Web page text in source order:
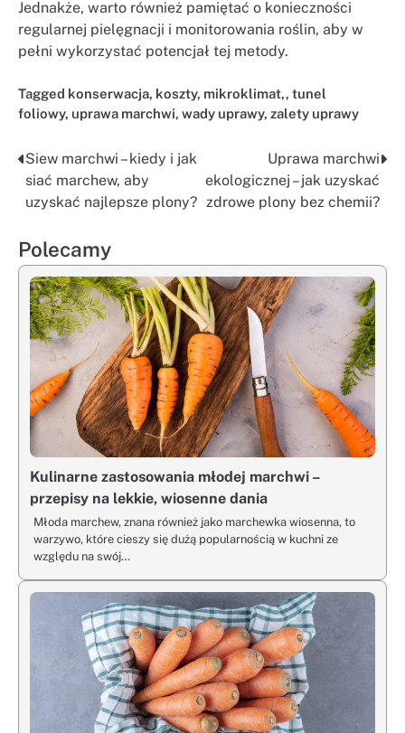
Jednakże, warto również pamiętać o konieczności
regularnej pielęgnacji i monitorowania roślin, aby w
pełni wykorzystać potencjał tej metody.
Tagged konserwacja, koszty, mikroklimat,, tunel
foliowy, uprawa marchwi, wady uprawy, zalety uprawy
Nawigacja
wpisu
Siew marchwi – kiedy i jak
siać marchew, aby
uzyskać najlepsze plony?
Uprawa marchwi
ekologicznej – jak uzyskać
zdrowe plony bez chemii?
Polecamy
Kulinarne zastosowania młodej marchwi –
przepisy na lekkie, wiosenne dania
Młoda marchew, znana również jako marchewka wiosenna, to
warzywo, które cieszy się dużą popularnością w kuchni ze
względu na swój…